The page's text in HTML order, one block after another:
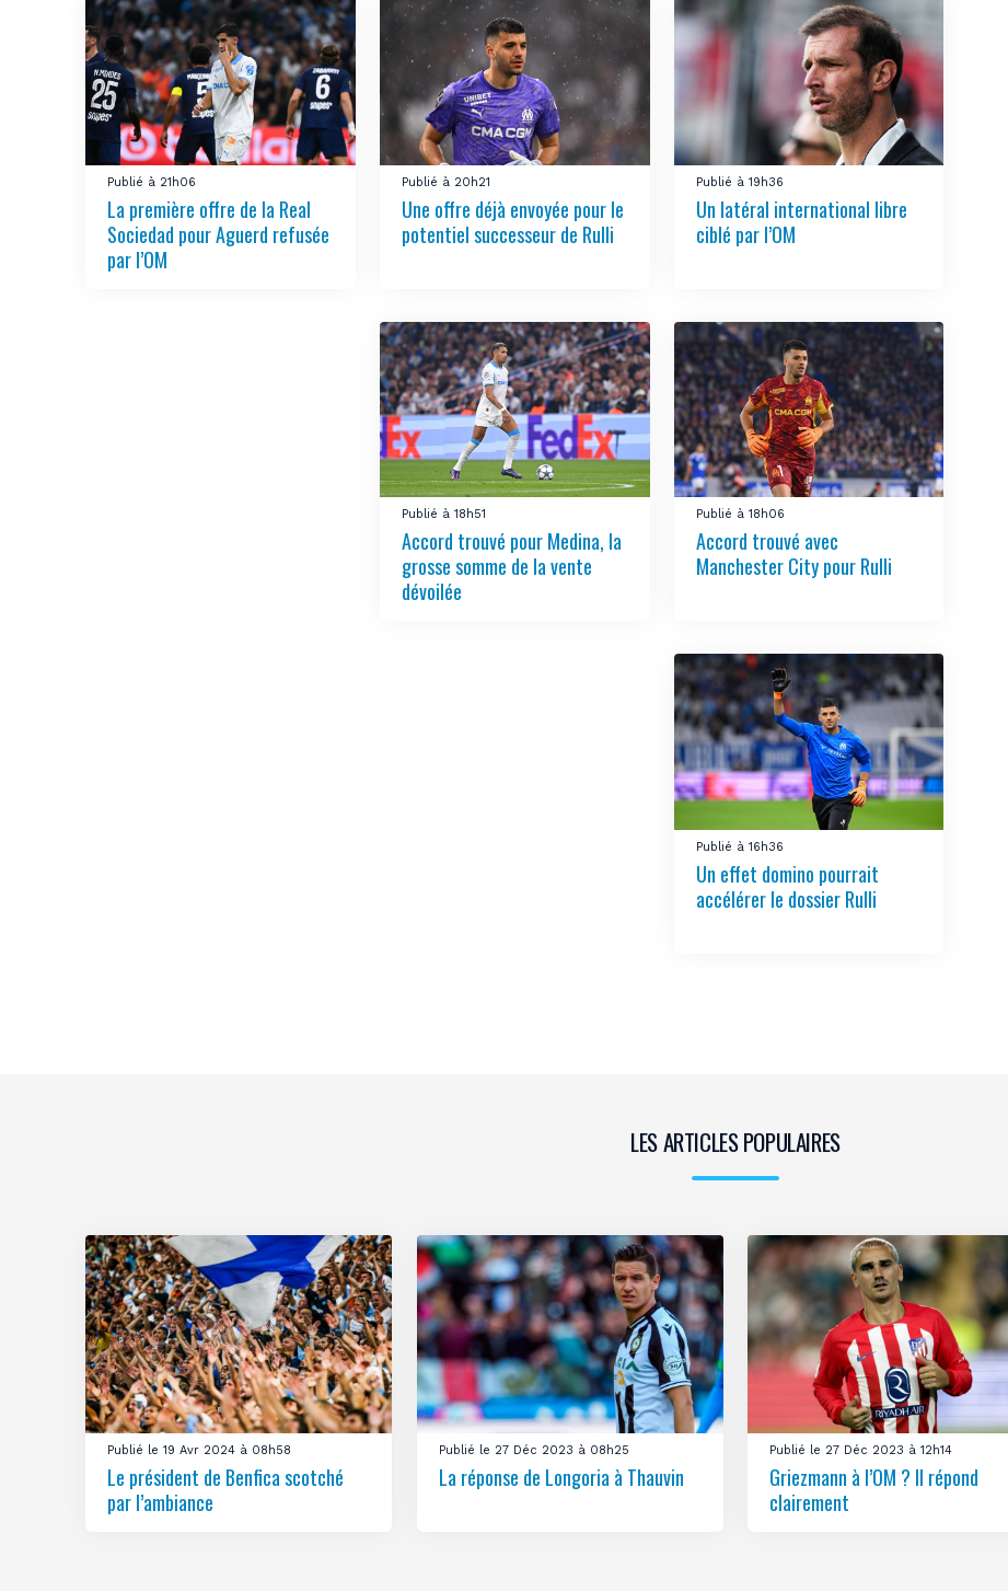
Publié à 21h06
La première offre de la Real
Sociedad pour Aguerd refusée
par l’OM
Publié à 20h21
Une offre déjà envoyée pour le
potentiel successeur de Rulli
Publié à 19h36
Un latéral international libre
ciblé par l’OM
Publié à 18h51
Accord trouvé pour Medina, la
grosse somme de la vente
dévoilée
Publié à 18h06
Accord trouvé avec
Manchester City pour Rulli
Publié à 16h36
Un effet domino pourrait
accélérer le dossier Rulli
LES ARTICLES POPULAIRES
Publié le 19 Avr 2024 à 08h58
Le président de Benfica scotché
par l’ambiance
Publié le 27 Déc 2023 à 08h25
La réponse de Longoria à Thauvin
Publié le 27 Déc 2023 à 12h14
Griezmann à l’OM ? Il répond
clairement